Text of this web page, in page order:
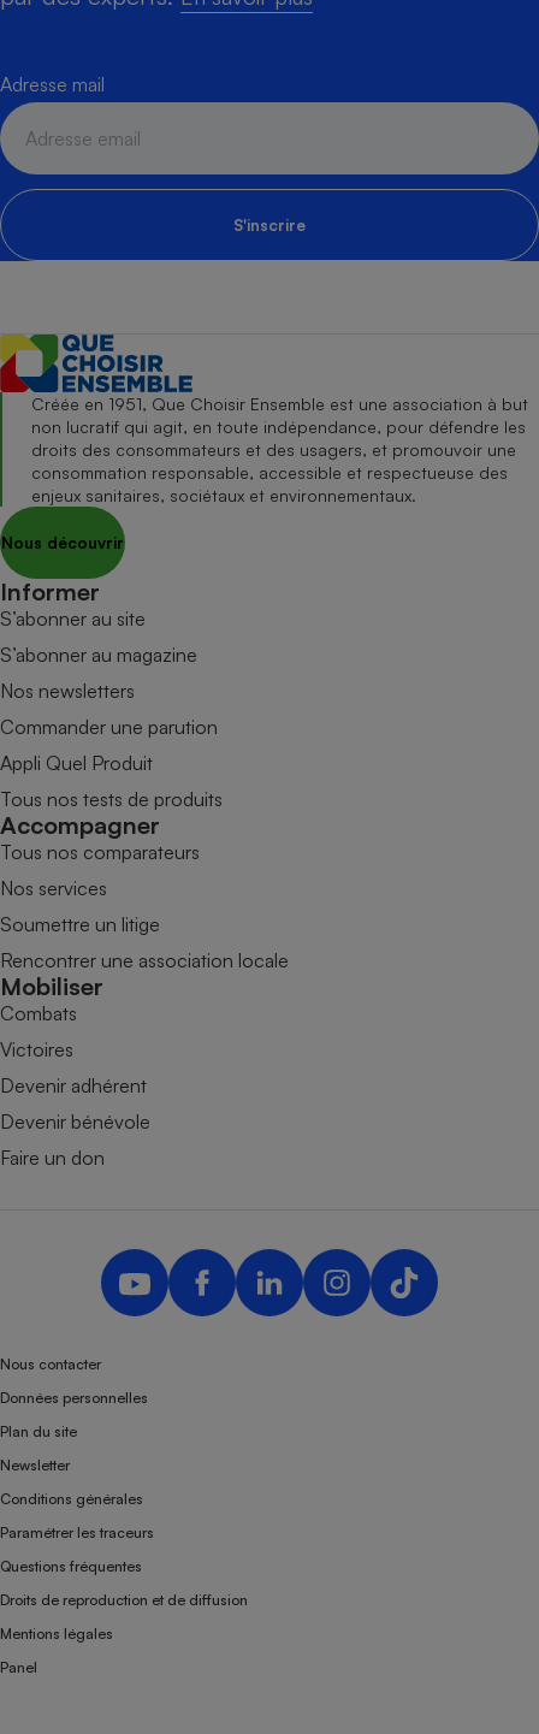
Adresse mail
S'inscrire
Créée en 1951, Que Choisir Ensemble est une association à but
non lucratif qui agit, en toute indépendance, pour défendre les
droits des consommateurs et des usagers, et promouvoir une
consommation responsable, accessible et respectueuse des
enjeux sanitaires, sociétaux et environnementaux.
Nous découvrir
Informer
S’abonner au site
S’abonner au magazine
Nos newsletters
Commander une parution
Appli Quel Produit
Tous nos tests de produits
Accompagner
Tous nos comparateurs
Nos services
Soumettre un litige
Rencontrer une association locale
Mobiliser
Combats
Victoires
Devenir adhérent
Devenir bénévole
Faire un don
Nous contacter
Données personnelles
Plan du site
Newsletter
Conditions générales
Paramétrer les traceurs
Questions fréquentes
Droits de reproduction et de diffusion
Mentions légales
Panel